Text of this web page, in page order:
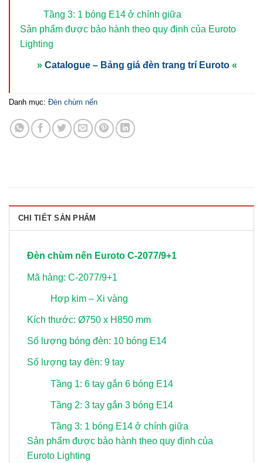
Tầng 3: 1 bóng E14 ở chính giữa
Sản phẩm được bảo hành theo quy định của Euroto
Lighting
» Catalogue – Bảng giá đèn trang trí Euroto «
Danh mục: Đèn chùm nến
CHI TIẾT SẢN PHẨM
Đèn chùm nến Euroto C-2077/9+1
Mã hàng: C-2077/9+1
Hợp kim – Xi vàng
Kích thước: Ø750 x H850 mm
Số lượng bóng đèn: 10 bóng E14
Số lượng tay đèn: 9 tay
Tầng 1: 6 tay gắn 6 bóng E14
Tầng 2: 3 tay gắn 3 bóng E14
Tầng 3: 1 bóng E14 ở chính giữa
Sản phẩm được bảo hành theo quy định của
Euroto Lighting